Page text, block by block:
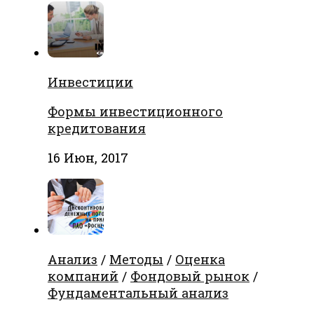
Инвестиции
Формы инвестиционного
кредитования
16 Июн, 2017
Анализ / Методы / Оценка
компаний / Фондовый рынок /
Фундаментальный анализ